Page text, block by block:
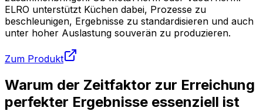
ELRO unterstützt Küchen dabei, Prozesse zu
beschleunigen, Ergebnisse zu standardisieren und auch
unter hoher Auslastung souverän zu produzieren.
Zum Produkt
Warum der Zeitfaktor zur Erreichung
perfekter Ergebnisse essenziell ist